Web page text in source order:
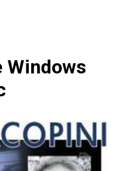
Windows